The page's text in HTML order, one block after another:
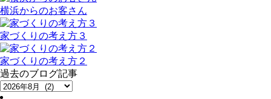
横浜からのお客さん
家づくりの考え方３
家づくりの考え方２
過去のブログ記事